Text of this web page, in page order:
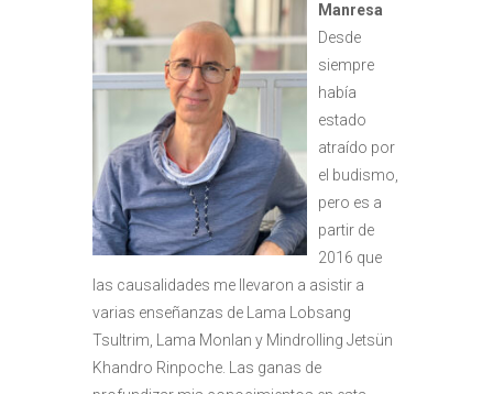
Manresa
Desde
siempre
había
estado
atraído por
el budismo,
pero es a
partir de
2016 que
las causalidades me llevaron a asistir a
varias enseñanzas de Lama Lobsang
Tsultrim, Lama Monlan y Mindrolling Jetsün
Khandro Rinpoche. Las ganas de